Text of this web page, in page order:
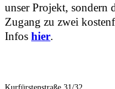
unser Projekt, sondern
Zugang zu zwei
Infoshier.